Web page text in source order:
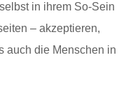
in ihrem So-Sein
– akzeptieren,
auch die Menschen in